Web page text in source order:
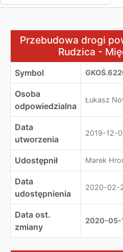
Przebudowa drogi
Przebudowa drogi
Rudzica -
Symbol
Osoba
odpowiedzialna
Łukasz
Data
utworzenia
2019-12-
Udostępnił Marek
Data
udostępnienia
2020-02-
Data ost.
zmiany
2020-05-